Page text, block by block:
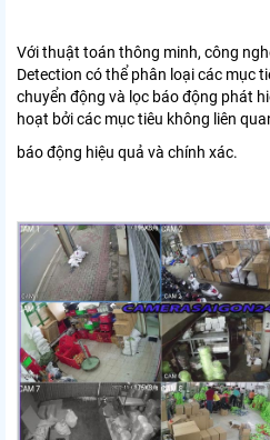
Với thuật toán thông minh, công
Detection có thể phân loại các mục
chuyển động và lọc báo động phát
hoạt bởi các mục tiêu không liên
báo động hiệu quả và chính xác.